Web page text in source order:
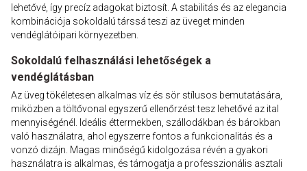
lehetővé, így precíz adagokat biztosít. A stabilitás és az elegancia
kombinációja sokoldalú társsá teszi az üveget minden
vendéglátóipari környezetben.
Sokoldalú felhasználási lehetőségek a
vendéglátásban
Az üveg tökéletesen alkalmas víz és sör stílusos bemutatására,
miközben a töltővonal egyszerű ellenőrzést tesz lehetővé az ital
mennyiségénél. Ideális éttermekben, szállodákban és bárokban
való használatra, ahol egyszerre fontos a funkcionalitás és a
vonzó dizájn. Magas minőségű kidolgozása révén a gyakori
használatra is alkalmas, és támogatja a professzionális asztali